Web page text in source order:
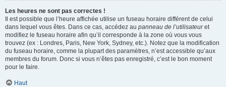
Les heures ne sont pas correctes !
Il est possible que l’heure affichée utilise un fuseau horaire différent de celui
dans lequel vous êtes. Dans ce cas, accédez au panneau de l’utilisateuret
modifiez le fuseau horaire afin qu’il corresponde à la zone où vous vous
trouvez (ex : Londres, Paris, New York, Sydney, etc.). Notez que la modification
du fuseau horaire, comme la plupart des paramètres, n’est accessible qu’aux
membres du forum. Donc si vous n’êtes pas enregistré, c’est le bon moment
pour le faire.
Haut